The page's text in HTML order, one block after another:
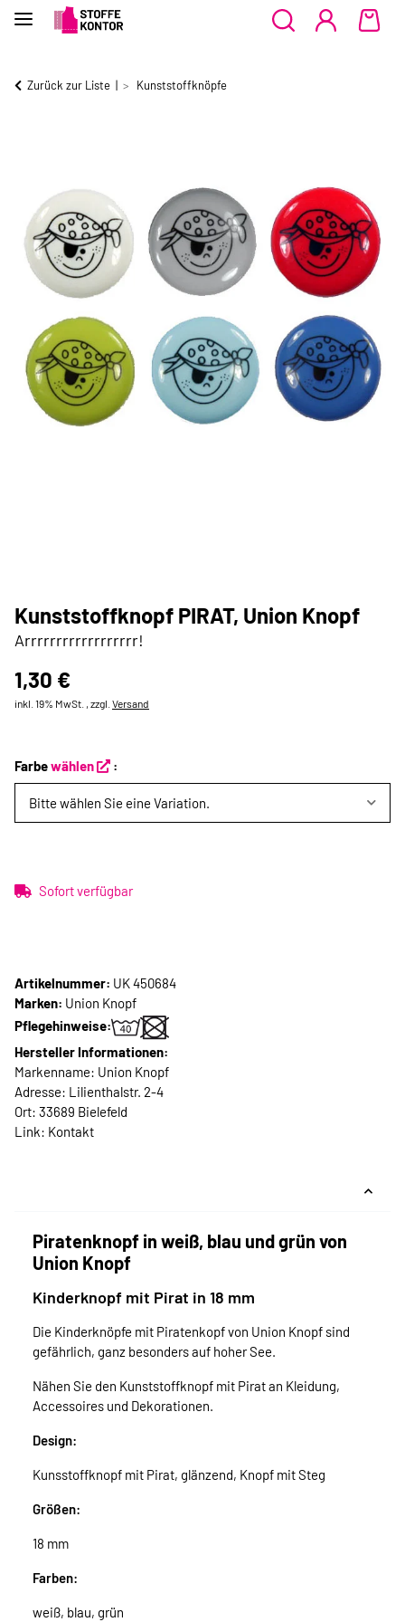
Zurück zur Liste Kunststoffknöpfe
Kunststoffknopf PIRAT, Union Knopf
Arrrrrrrrrrrrrrrrrr!
1,30 €
inkl. 19% MwSt. , zzgl. Versand
Farbewählen :
Bitte wählen Sie eine Variation.
Sofort verfügbar
Artikelnummer: UK 450684
Marken: Union Knopf
Pflegehinweise:
Hersteller Informationen:
Markenname: Union Knopf
Adresse: Lilienthalstr. 2-4
Ort: 33689 Bielefeld
Link: Kontakt
Piratenknopf in weiß, blau und grün von
Union Knopf
Kinderknopf mit Pirat in 18 mm
Die Kinderknöpfe mit Piratenkopf von Union Knopf sind
gefährlich, ganz besonders auf hoher See.
Nähen Sie den Kunststoffknopf mit Pirat an Kleidung,
Accessoires und Dekorationen.
Design:
Kunsstoffknopf mit Pirat, glänzend, Knopf mit Steg
Größen:
18 mm
Farben:
weiß, blau, grün